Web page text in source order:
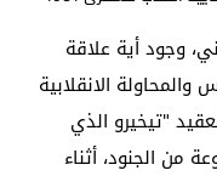
وجود أية علاقة
الانقلابية
يوم 23 فبراير عام 1981 العقيد "تيخيرو الذي
من الجنود، أثناء